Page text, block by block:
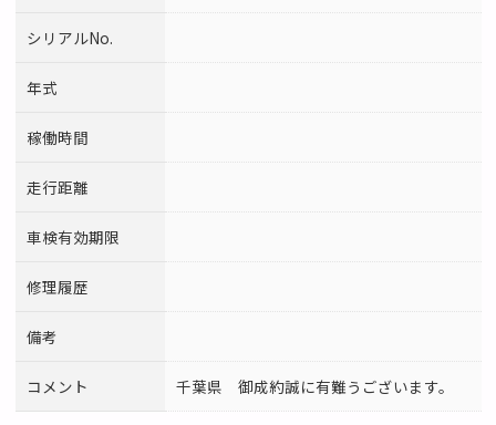
シリアルNo.
年式
稼働時間
走行距離
車検有効期限
修理履歴
備考
コメント 千葉県 御成約誠に有難うございます。